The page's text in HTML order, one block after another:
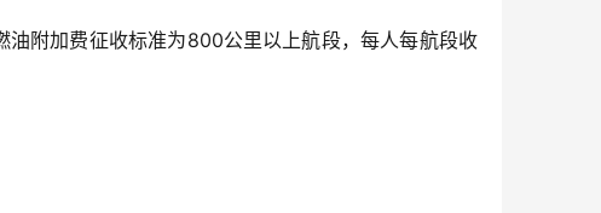
附加费征收标准为800公里以上航段，每人每航段收